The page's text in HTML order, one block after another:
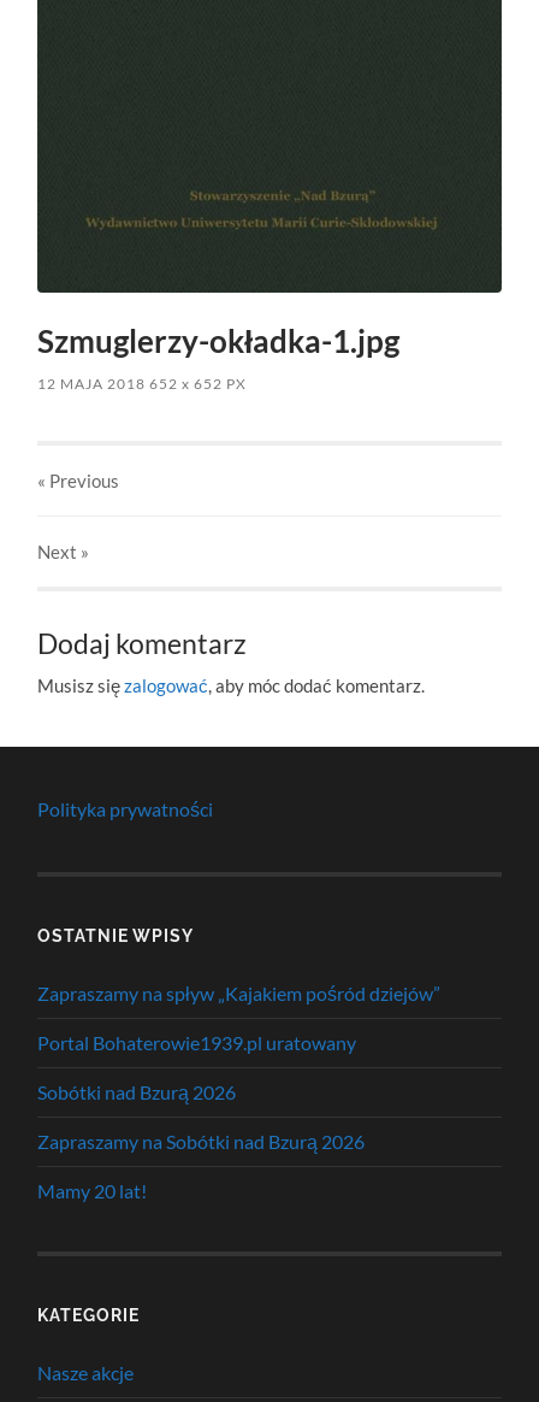
Szmuglerzy-okładka-1.jpg
12 MAJA 2018 652x 652 PX
« Previous
Next »
Dodaj komentarz
Musisz sięzalogować, aby móc dodać komentarz.
Polityka prywatności
OSTATNIE WPISY
Zapraszamy na spływ „Kajakiem pośród dziejów”
Portal Bohaterowie1939.pl uratowany
Sobótki nad Bzurą 2026
Zapraszamy na Sobótki nad Bzurą 2026
Mamy 20 lat!
KATEGORIE
Nasze akcje